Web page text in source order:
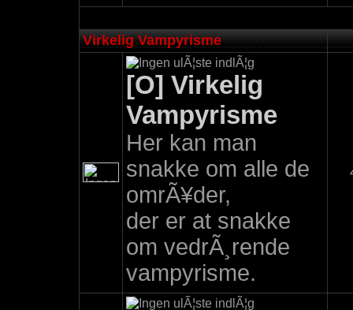
Virkelig Vampyrisme
[O] Virkelig
Vampyrisme
Her kan man
snakke om alle de
omrÃ¥der,
der er at snakke
om vedrÃ¸rende
vampyrisme.